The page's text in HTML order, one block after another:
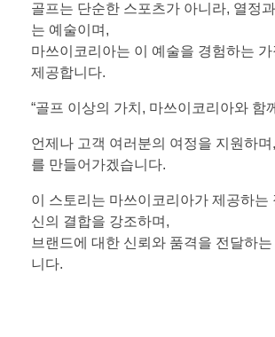
골프는 단순한 스포츠가 아니라, 열정
는 예술이며,
마쓰이코리아는 이 예술을 경험하는
제공합니다.
“골프 이상의 가치, 마쓰이코리아와 함
언제나 고객 여러분의 여정을 지원하며
를 만들어가겠습니다.
이 스토리는 마쓰이코리아가 제공하는
신의 결합을 강조하며,
브랜드에 대한 신뢰와 품격을 전달하
니다.